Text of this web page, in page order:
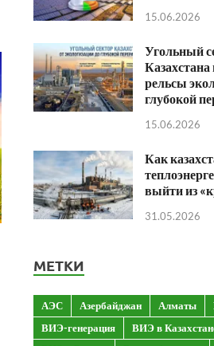
15.06.2026
Угольный
Казахстана
рельсы
глубокой
15.06.2026
Как
выйти из
31.05.2026
МЕТКИ
АЭС Азербайджан Алматы
ВИЭ-генерация
ВИЭ в